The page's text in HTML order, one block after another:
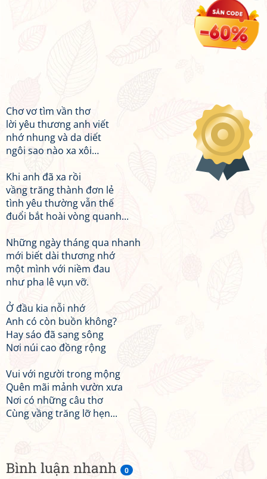
Bình luận nhanh 0
Chơ vơ tìm vần thơ
lời yêu thương anh viết
nhớ nhung và da diết
ngôi sao nào xa xôi…
Khi anh đã xa rồi
vầng trăng thành đơn lẻ
tình yêu thường vẫn thế
đuổi bắt hoài vòng quanh...
Những ngày tháng qua nhanh
mới biết dài thương nhớ
một mình với niềm đau
như pha lê vụn vỡ.
Ở đầu kia nỗi nhớ
Anh có còn buồn không?
Hay sáo đã sang sông
Nơi núi cao đồng rộng
Vui với người trong mộng
Quên mãi mảnh vườn xưa
Nơi có những câu thơ
Cùng vầng trăng lỡ hẹn...